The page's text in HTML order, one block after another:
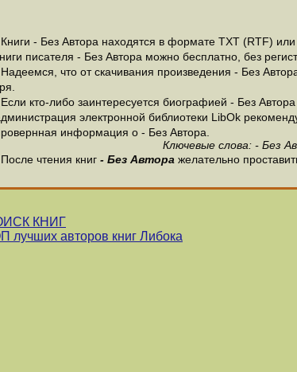
Книги - Без Автора находятся в формате ТХТ (RTF)
писателя - Без Автора можно бесплатно, без
Надеемся, что от скачивания произведения - Без
Если кто-либо заинтересуется биографией - Без
электронной библиотеки LibOk
информация о - Без Автора.
Ключевые слова: - Без
После чтения книг - Без Автора желательно
КНИГ
лучших авторов книг Либока